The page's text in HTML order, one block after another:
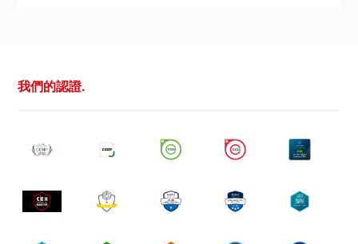
我們的認證.